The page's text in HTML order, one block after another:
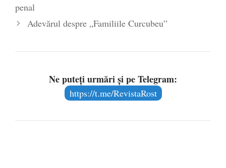
două părți. În prima,…
penal
Adevărul despre „Familiile Curcubeu”
Ne puteți urmări și pe Telegram:
https://t.me/RevistaRost